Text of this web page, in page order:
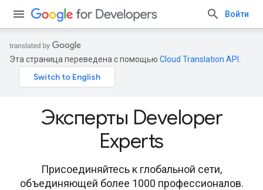
Войти
Эта страница переведена с помощью Cloud Translation API
Эксперты Developer
Experts
Присоединяйтесь к глобальной сети,
объединяющей более 1000 профессионалов.